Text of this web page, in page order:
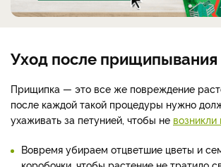
Уход после прищипывания
Прищипка — это все же повреждение
после каждой такой процедуры нужно
ухаживать за петунией, чтобы не
Вовремя убираем отцветшие цветы и